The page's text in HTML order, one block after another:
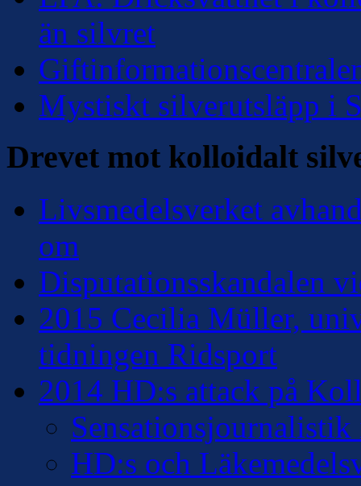
än silvret
Mystiskt silverutsläpp i
Drevet mot kolloidalt
Livsmedelsverket
om
Disputationsskandalen
2015 Cecilia Müller,
tidningen Ridsport
2014 HD:s attack på
HD:s och